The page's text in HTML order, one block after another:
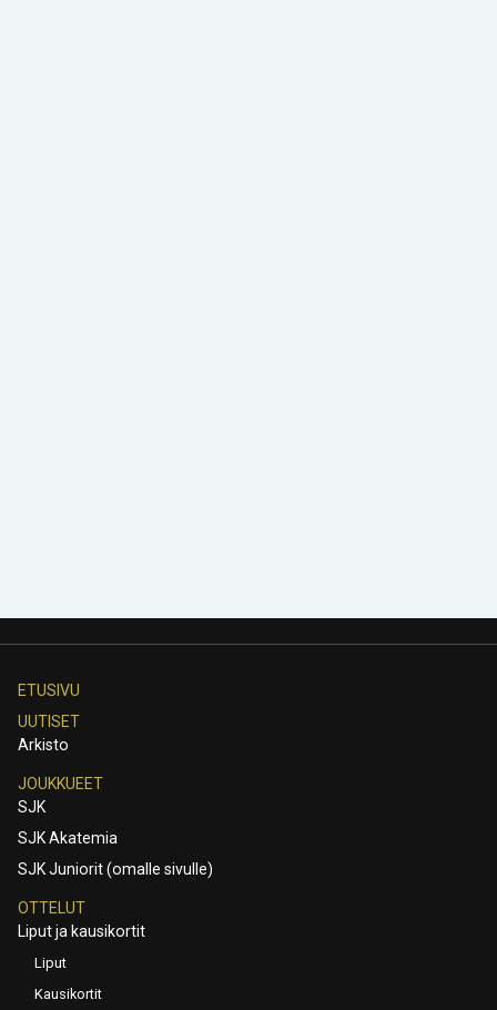
ETUSIVU
UUTISET
Arkisto
JOUKKUEET
SJK
SJK Akatemia
SJK Juniorit (omalle sivulle)
OTTELUT
Liput ja kausikortit
Liput
Kausikortit